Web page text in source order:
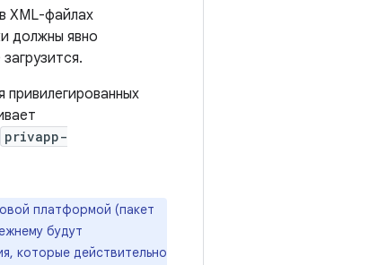
XML-файлах
должны явно
privapp-
платформой (пакет
будут
которые действительно